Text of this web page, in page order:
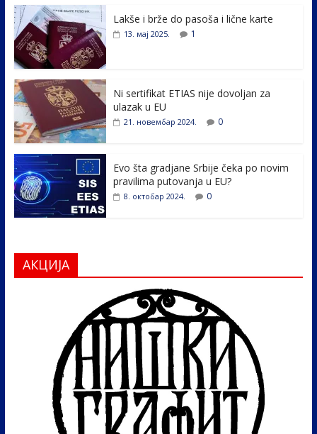
e
b
o
o
k
itt
er e
er ar
e
Lakše i brže do pasoša i lične karte
13. мај 2025. 1
Ni sertifikat ETIAS nije dovoljan za
ulazak u EU
21. новембар 2024. 0
Evo šta gradjane Srbije čeka po novim
pravilima putovanja u EU?
8. октобар 2024. 0
АКЦИЈА